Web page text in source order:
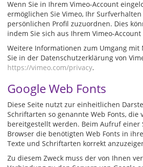
Wenn Sie in Ihrem Vimeo-Account
ermöglichen Sie Vimeo, Ihr
persönlichen Profil zuzuordnen. Dies
indem Sie sich aus Ihrem Vimeo-Account
Weitere Informationen zum Umgang mit
Sie in der Datenschutzerklärung von
https://vimeo.com/privacy.
Google Web Fonts
Diese Seite nutzt zur einheitlichen
Schriftarten so genannte Web Fonts, die
bereitgestellt werden. Beim Aufruf einer
Browser die benötigten Web Fonts in
Texte und Schriftarten korrekt
Zu diesem Zweck muss der von Ihnen